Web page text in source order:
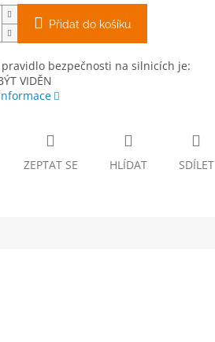
Přidat do košíku
bezpečnosti na silnicích je:
VIDĚN
ZEPTAT SE HLÍDAT SDÍLET